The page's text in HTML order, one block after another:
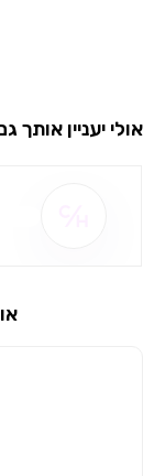
אולי יעניין אותך